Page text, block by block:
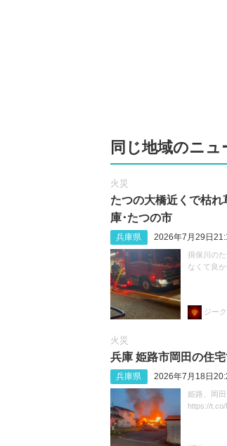
同じ地域のニュ
火災
たつの大橋近くで枯
庫･たつの市
兵庫県 2026年7月29日
揖保川の
なくて良
ジー
火災
兵庫 姫路市岡田の住
兵庫県 2026年7月18日
姫路、岡
https://